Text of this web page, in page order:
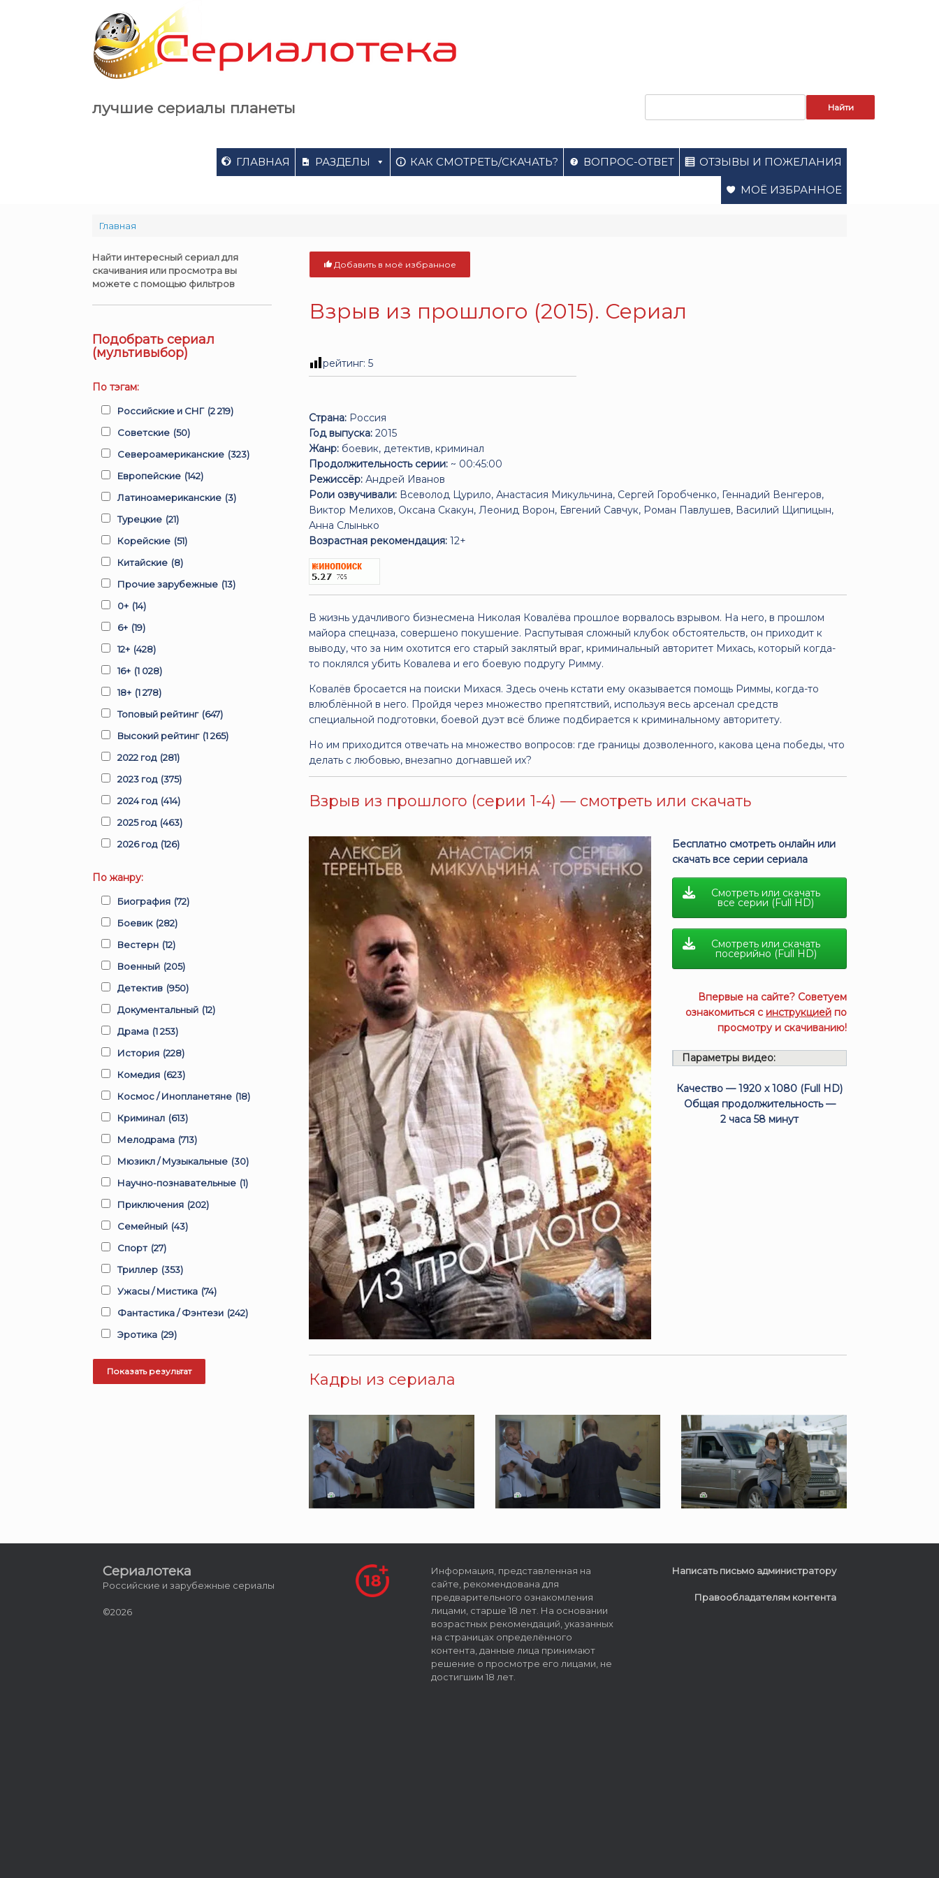
лучшие сериалы планеты
ГЛАВНАЯ РАЗДЕЛЫ КАК СМОТРЕТЬ/СКАЧАТЬ? ВОПРОС-ОТВЕТ ОТЗЫВЫ И ПОЖЕЛАНИЯ
МОЁ ИЗБРАННОЕ
Главная
Добавить в моё избранное
Взрыв из прошлого (2015). Сериал
рейтинг:5
Страна: Россия
Год выпуска: 2015
Жанр: боевик, детектив, криминал
Продолжительность серии: ~ 00:45:00
Режиссёр: Андрей Иванов
Роли озвучивали: Всеволод Цурило, Анастасия Микульчина, Сергей Горобченко, Геннадий Венгеров,
Виктор Мелихов, Оксана Скакун, Леонид Ворон, Евгений Савчук, Роман Павлушев, Василий Щипицын,
Анна Слынько
Возрастная рекомендация: 12+
В жизнь удачливого бизнесмена Николая Ковалёва прошлое ворвалось взрывом. На него, в прошлом
майора спецназа, совершено покушение. Распутывая сложный клубок обстоятельств, он приходит к
выводу, что за ним охотится его старый заклятый враг, криминальный авторитет Михась, который когда-
то поклялся убить Ковалева и его боевую подругу Римму.
Ковалёв бросается на поиски Михася. Здесь очень кстати ему оказывается помощь Риммы, когда-то
влюблённой в него. Пройдя через множество препятствий, используя весь арсенал средств
специальной подготовки, боевой дуэт всё ближе подбирается к криминальному авторитету.
Но им приходится отвечать на множество вопросов: где границы дозволенного, какова цена победы, что
делать с любовью, внезапно догнавшей их?
Взрыв из прошлого (серии 1-4) — смотреть или скачать
Бесплатно смотреть онлайн или
скачать все серии сериала
Смотреть или скачать
все серии (Full HD)
Смотреть или скачать
посерийно (Full HD)
Впервые на сайте? Советуем
ознакомиться с инструкцией по
просмотру и скачиванию!
Параметры видео:
Качество — 1920 x 1080 (Full HD)
Общая продолжительность —
2 часа 58 минут
Кадры из сериала
Найти интересный сериал для
скачивания или просмотра вы
можете с помощью фильтров
Подобрать сериал
(мультивыбор)
По тэгам:
Российские и СНГ (2 219)
Советские (50)
Североамериканские (323)
Европейские (142)
Латиноамериканские (3)
Турецкие (21)
Корейские (51)
Китайские (8)
Прочие зарубежные (13)
0+ (14)
6+ (19)
12+ (428)
16+ (1 028)
18+ (1 278)
Топовый рейтинг (647)
Высокий рейтинг (1 265)
2022 год (281)
2023 год (375)
2024 год (414)
2025 год (463)
2026 год (126)
По жанру:
Биография (72)
Боевик (282)
Вестерн (12)
Военный (205)
Детектив (950)
Документальный (12)
Драма (1 253)
История (228)
Комедия (623)
Космос / Инопланетяне (18)
Криминал (613)
Мелодрама (713)
Мюзикл / Музыкальные (30)
Научно-познавательные (1)
Приключения (202)
Семейный (43)
Спорт (27)
Триллер (353)
Ужасы / Мистика (74)
Фантастика / Фэнтези (242)
Эротика (29)
Сериалотека
Российские и зарубежные сериалы
©2026
Информация, представленная на
сайте, рекомендована для
предварительного ознакомления
лицами, старше 18 лет. На основании
возрастных рекомендаций, указанных
на страницах определённого
контента, данные лица принимают
решение о просмотре его лицами, не
достигшим 18 лет.
Написать письмо администратору
Правообладателям контента